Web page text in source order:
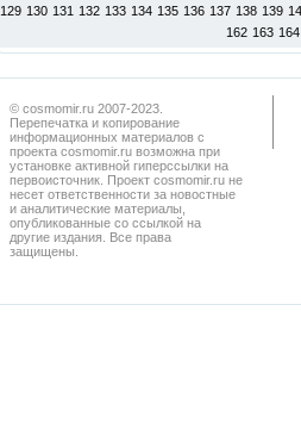
129 130 131 132 133 134 135 136 137 138 139
162 163 164
© cosmomir.ru 2007-2023.
Перепечатка и копирование
информационных материалов с
проекта cosmomir.ru возможна при
установке активной гиперссылки на
первоисточник. Проект cosmomir.ru не
несет ответственности за новостные
и аналитические материалы,
опубликованные со ссылкой на
другие издания. Все права
защищены.